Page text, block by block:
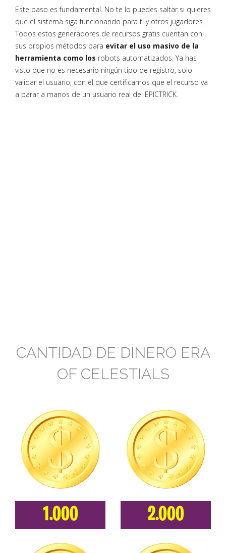
Este paso es fundamental. No te lo puedes saltar si quieres
que el sistema siga funcionando para ti y otros jugadores.
Todos estos generadores de recursos gratis cuentan con
sus propios métodos para evitar el uso masivo de la
herramienta como los robots automatizados. Ya has
visto que no es necesario ningún tipo de registro, solo
validar el usuario, con el que certificamos que el recurso va
a parar a manos de un usuario real del EPICTRICK.
CANTIDAD DE DINERO ERA
OF CELESTIALS
1.000 2.000